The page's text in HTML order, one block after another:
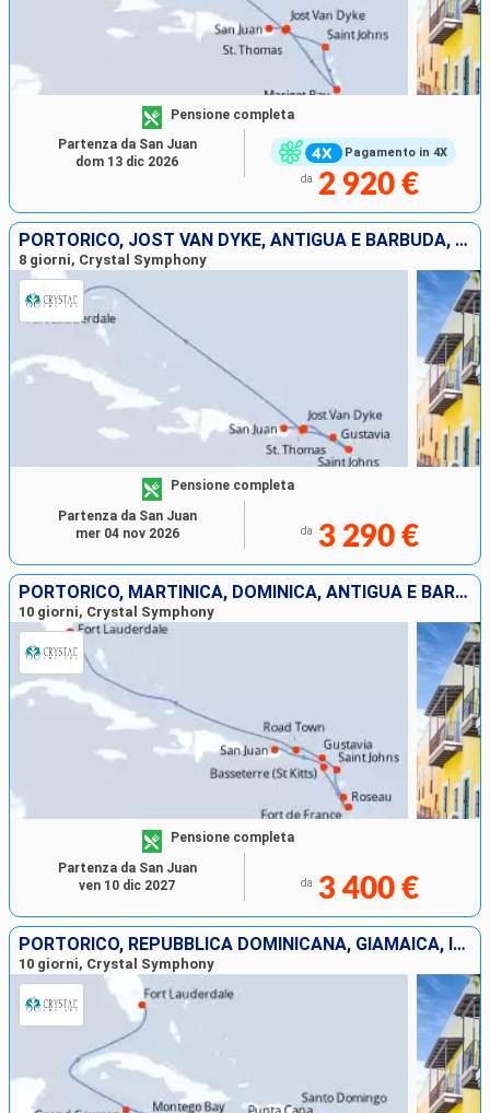
Pagamento in 4X
Pensione completa
da 2 920 €
Partenza da San Juan
dom 13 dic 2026
PORTORICO, JOST VAN DYKE, ANTIGUA E BARBUDA, FRANCIA, SAINT THOMAS, STATI UNITI
8 giorni, Crystal Symphony
Pensione completa
da 3 290 €
Partenza da San Juan
mer 04 nov 2026
PORTORICO, MARTINICA, DOMINICA, ANTIGUA E BARBUDA, FRANCIA, TORTOLA, STATI UNITI
10 giorni, Crystal Symphony
Pensione completa
da 3 400 €
Partenza da San Juan
ven 10 dic 2027
PORTORICO, REPUBBLICA DOMINICANA, GIAMAICA, ISOLE CAYMAN, STATI UNITI
10 giorni, Crystal Symphony